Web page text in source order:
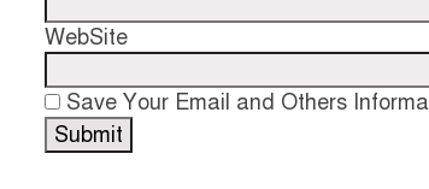
WebSite
Save Your Email and Others